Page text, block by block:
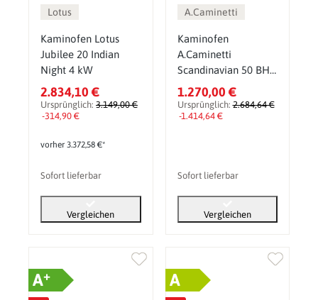
Lotus
Kaminofen Lotus
Jubilee 20 Indian
Night 4 kW
2.834,10 €
Ursprünglich: 3.149,00 €
-314,90 €
vorher 3.372,58 €*
Sofort lieferbar
Vergleichen
A.Caminetti
Kaminofen
A.Caminetti
Scandinavian 50 BH,
7 kW
1.270,00 €
Ursprünglich:2.684,64 €
-1.414,64 €
Sofort lieferbar
Vergleichen
A+ A